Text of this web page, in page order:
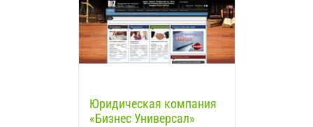
Юридическая компания
«Бизнес Универсал»